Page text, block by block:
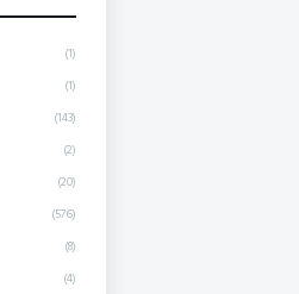
(1)
(1)
(143)
(2)
(20)
(576)
(8)
(4)